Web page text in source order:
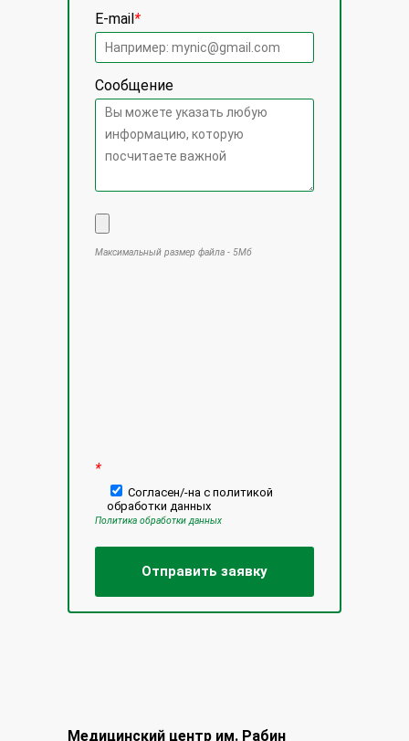
E-mail*
Сообщение
Максимальный размер файла - 5Мб
*
Согласен/-на с политикой
обработки данных
Политика обработки данных
Медицинский центр им. Рабин